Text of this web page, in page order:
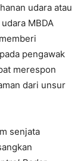
udara atau
MBDA
pengawak
merespon
dari unsur
senjata